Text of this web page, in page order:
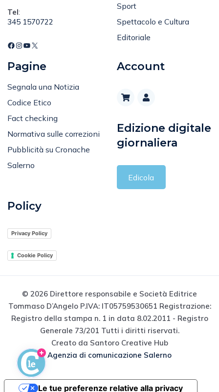
Tel:
345 1570722
Sport
Spettacolo e Cultura
Editoriale
Pagine
Segnala una Notizia
Codice Etico
Fact checking
Normativa sulle correzioni
Pubblicità su Cronache
Salerno
Account
Edizione digitale
giornaliera
Edicola
Policy
Privacy Policy
Cookie Policy
© 2026 Direttore responsabile e Società Editrice
Tommaso D’Angelo P.IVA: IT05759530651 Registrazione:
Registro della stampa n. 1 in data 8.02.2011 - Registro
Generale 73/201 Tutti i diritti riservati.
Creato da Santoro Creative Hub
Agenzia di comunicazione Salerno
Le tue preferenze relative alla privacy